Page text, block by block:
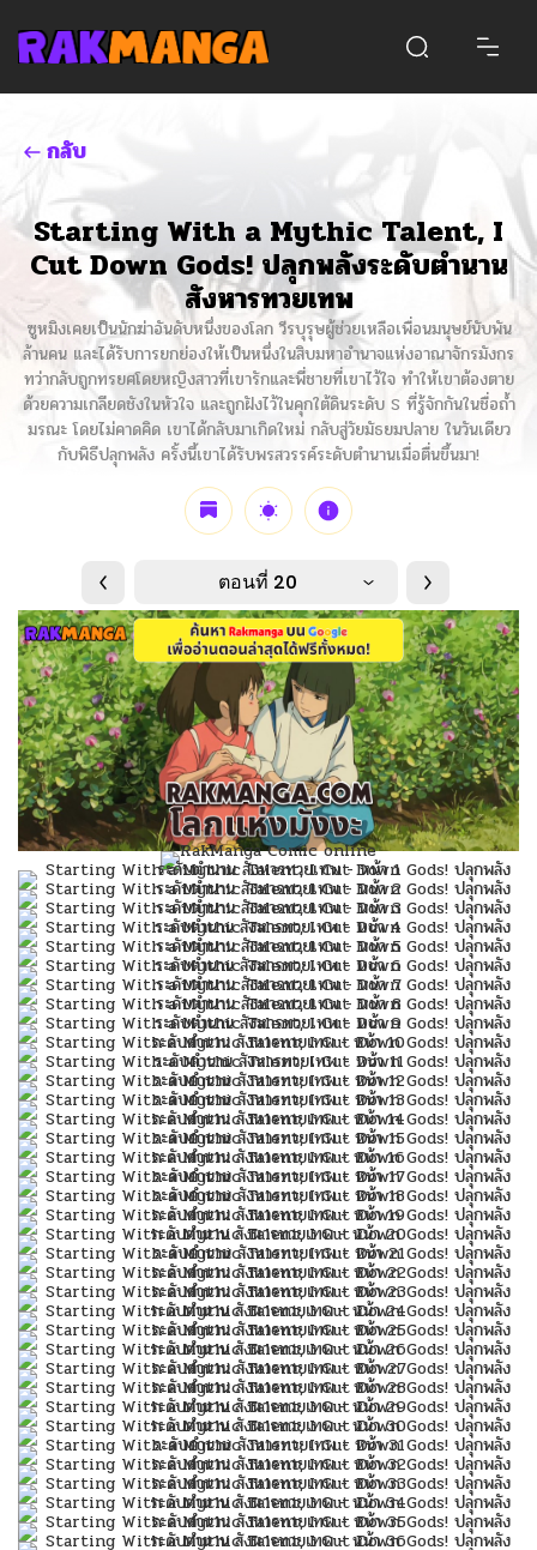
กลับ
Starting With a Mythic Talent, I
Cut Down Gods! ปลุกพลังระดับตำนาน
สังหารทวยเทพ
ซูหมิงเคยเป็นนักฆ่าอันดับหนึ่งของโลก วีรบุรุษผู้ช่วยเหลือเพื่อนมนุษย์นับพัน
ล้านคน และได้รับการยกย่องให้เป็นหนึ่งในสิบมหาอำนาจแห่งอาณาจักรมังกร
ทว่ากลับถูกทรยศโดยหญิงสาวที่เขารักและพี่ชายที่เขาไว้ใจ ทำให้เขาต้องตาย
ด้วยความเกลียดชังในหัวใจ และถูกฝังไว้ในคุกใต้ดินระดับ S ที่รู้จักกันในชื่อถ้ำ
มรณะ โดยไม่คาดคิด เขาได้กลับมาเกิดใหม่ กลับสู่วัยมัธยมปลาย ในวันเดียว
กับพิธีปลุกพลัง ครั้งนี้เขาได้รับพรสวรรค์ระดับตำนานเมื่อตื่นขึ้นมา!
ตอนที่ 20